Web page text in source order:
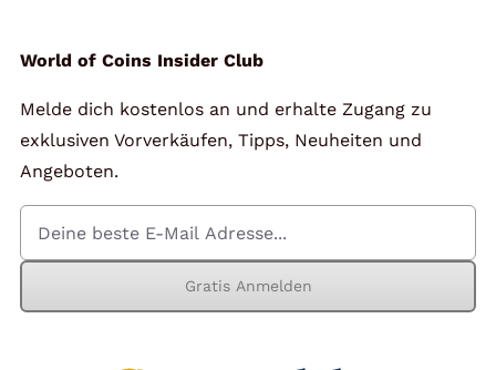
Kontakt
Mein Konto
Warenkorb
World of Coins Insider Club
Melde dich kostenlos an und erhalte Zugang zu
exklusiven Vorverkäufen, Tipps, Neuheiten und
Angeboten.
Gratis Anmelden